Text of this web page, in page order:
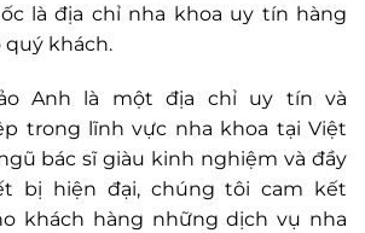
là địa chỉ nha khoa uy tín hàng
quý khách.
Anh là một địa chỉ uy tín và
trong lĩnh vực nha khoa tại Việt
bác sĩ giàu kinh nghiệm và đầy
bị hiện đại, chúng tôi cam kết
khách hàng những dịch vụ nha